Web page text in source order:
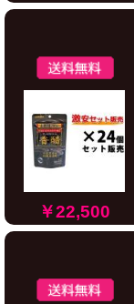
￥22,500